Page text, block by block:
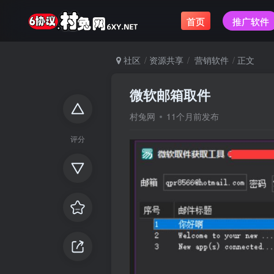
首页 推广软件
评分
社区 资源共享 营销软件 正文
微软邮箱取件
村兔网 11个月前发布